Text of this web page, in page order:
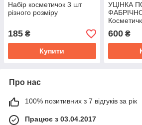
Набір косметичок 3 шт
різного розміру
185 ₴
Купити
УЦІНКА
600₴
Про нас
100% позитивних з 7 відгуків за рік
Працює з 03.04.2017